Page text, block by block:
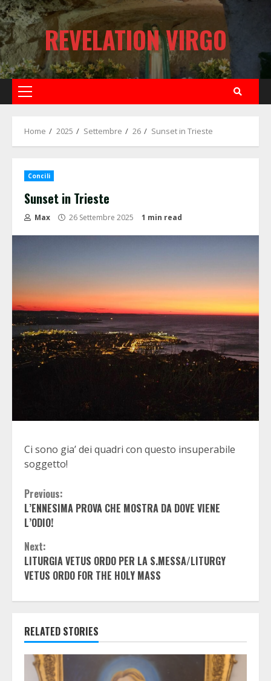
Skip
to
content
REVELATION VIRGO
Primary
Home 2025 Settembre 26 Sunset in Trieste
Concili
Sunset in Trieste
Max 26 Settembre 2025 1 min read
Ci sono gia’ dei quadri con questo insuperabile
soggetto!
Continue
Reading
Previous:
L’ENNESIMA PROVA CHE MOSTRA DA DOVE VIENE
L’ODIO!
Next:
LITURGIA VETUS ORDO PER LA S.MESSA/LITURGY
VETUS ORDO FOR THE HOLY MASS
RELATED STORIES